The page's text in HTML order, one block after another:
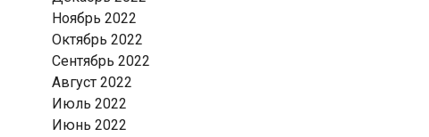
Ноябрь 2022
Октябрь 2022
Сентябрь 2022
Август 2022
Июль 2022
Июнь 2022